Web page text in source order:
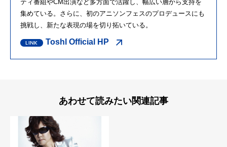
ティ番組やCM出演など多方面で活躍し、幅広い層から支持を
集めている。さらに、初のアニソンフェスのプロデュースにも
挑戦し、新たな表現の場を切り拓いている。
Toshl Official HP
あわせて読みたい関連記事